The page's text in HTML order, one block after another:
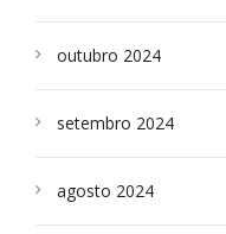
outubro 2024
setembro 2024
agosto 2024